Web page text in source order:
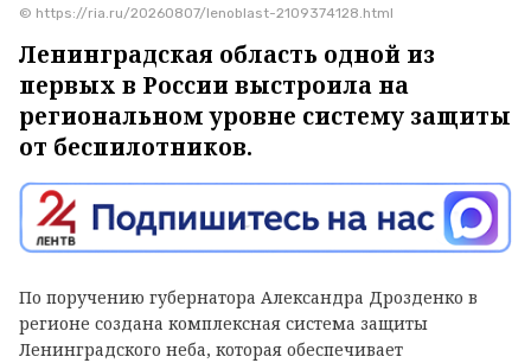
© https://ria.ru/20260807/lenoblast-2109374128.html
Ленинградская область одной из
первых в России выстроила на
региональном уровне систему защиты
от беспилотников.
По поручению губернатора Александра Дрозденко в
регионе создана комплексная система защиты
Ленинградского неба, которая обеспечивает